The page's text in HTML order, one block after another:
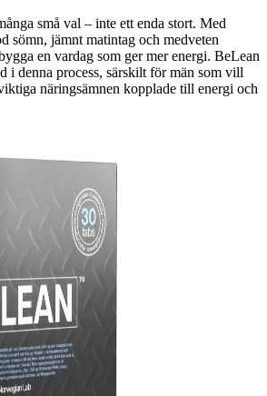
små val – inte ett enda stort. Med
sömn, jämnt matintag och medveten
en vardag som ger mer energi. BeLean
i denna process, särskilt för män som vill
näringsämnen kopplade till energi och